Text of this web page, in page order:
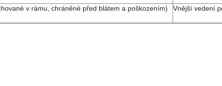
v rámu, chráněné před blátem a poškozením) Vnější vedení